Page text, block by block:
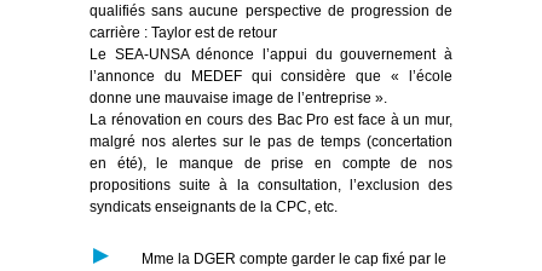
qualifiés sans aucune perspective de progression de
carrière : Taylor est de retour
Le SEA-UNSA dénonce l’appui du gouvernement à
l’annonce du MEDEF qui considère que « l’école
donne une mauvaise image de l’entreprise ».
La rénovation en cours des Bac Pro est face à un mur,
malgré nos alertes sur le pas de temps (concertation
en été), le manque de prise en compte de nos
propositions suite à la consultation, l’exclusion des
syndicats enseignants de la CPC, etc.
Mme la DGER compte garder le cap fixé par le